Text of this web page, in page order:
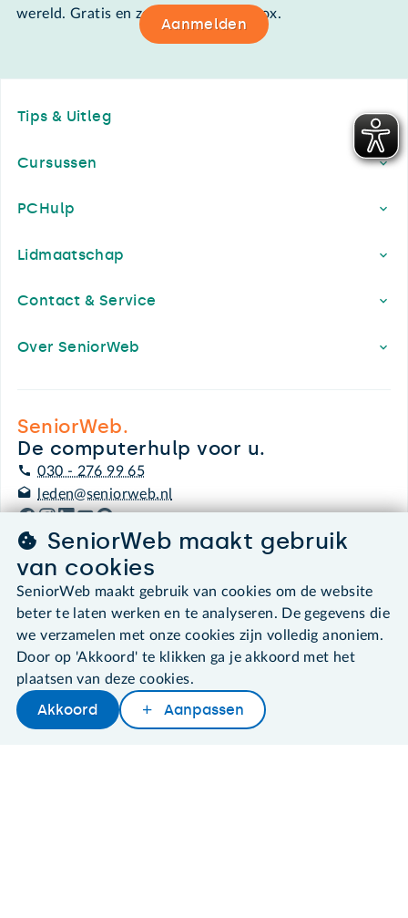
Later lezen Delen Woordenboek
wereld. Gratis en zomaar in de mailbox.
Aanmelden
Tips & Uitleg
Cursussen
PCHulp
Lidmaatschap
Contact & Service
Over SeniorWeb
SeniorWeb.
De computerhulp voor u.
030 - 276 99 65
leden@seniorweb.nl
©2026 SeniorWeb
Algemene voorwaarden
Cookies en cookie-instellingen
Disclaimer
Privacybeleid
About SeniorWeb
SeniorWeb maakt gebruik
van cookies
SeniorWeb maakt gebruik van cookies om de website
beter te laten werken en te analyseren. De gegevens die
we verzamelen met onze cookies zijn volledig anoniem.
Door op 'Akkoord' te klikken ga je akkoord met het
plaatsen van deze cookies.
Akkoord Aanpassen